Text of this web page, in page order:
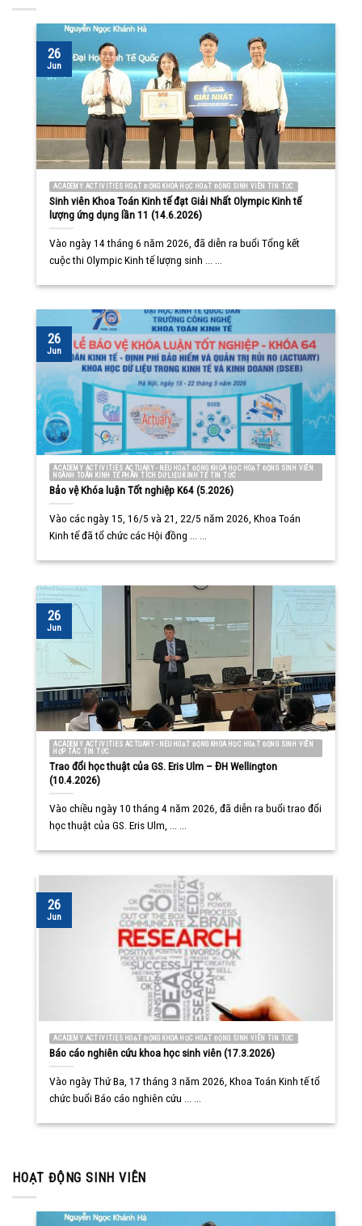
ACADEMY ACTIVITIES HOẠT ĐỘNG KHOA HỌC HOẠT ĐỘNG SINH VIÊN TIN TỨC
Sinh viên Khoa Toán Kinh tế đạt Giải Nhất Olympic Kinh tế
lượng ứng dụng lần 11 (14.6.2026)
Vào ngày 14 tháng 6 năm 2026, đã diễn ra buổi Tổng kết
cuộc thi Olympic Kinh tế lượng sinh ... ...
26
Jun
ACADEMY ACTIVITIES ACTUARY - NEU HOẠT ĐỘNG KHOA HỌC HOẠT ĐỘNG SINH VIÊN
NGÀNH TOÁN KINH TẾ PHÂN TÍCH DỮ LIỆU KINH TẾ TIN TỨC
Bảo vệ Khóa luận Tốt nghiệp K64 (5.2026)
Vào các ngày 15, 16/5 và 21, 22/5 năm 2026, Khoa Toán
Kinh tế đã tổ chức các Hội đồng ... ...
26
Jun
ACADEMY ACTIVITIES ACTUARY - NEU HOẠT ĐỘNG KHOA HỌC HOẠT ĐỘNG SINH VIÊN
HỢP TÁC TIN TỨC
Trao đổi học thuật của GS. Eris Ulm – ĐH Wellington
(10.4.2026)
Vào chiều ngày 10 tháng 4 năm 2026, đã diễn ra buổi trao đổi
học thuật của GS. Eris Ulm, ... ...
26
Jun
ACADEMY ACTIVITIES HOẠT ĐỘNG KHOA HỌC HOẠT ĐỘNG SINH VIÊN TIN TỨC
Báo cáo nghiên cứu khoa học sinh viên (17.3.2026)
Vào ngày Thứ Ba, 17 tháng 3 năm 2026, Khoa Toán Kinh tế tổ
chức buổi Báo cáo nghiên cứu ... ...
26
Jun
HOẠT ĐỘNG SINH VIÊN